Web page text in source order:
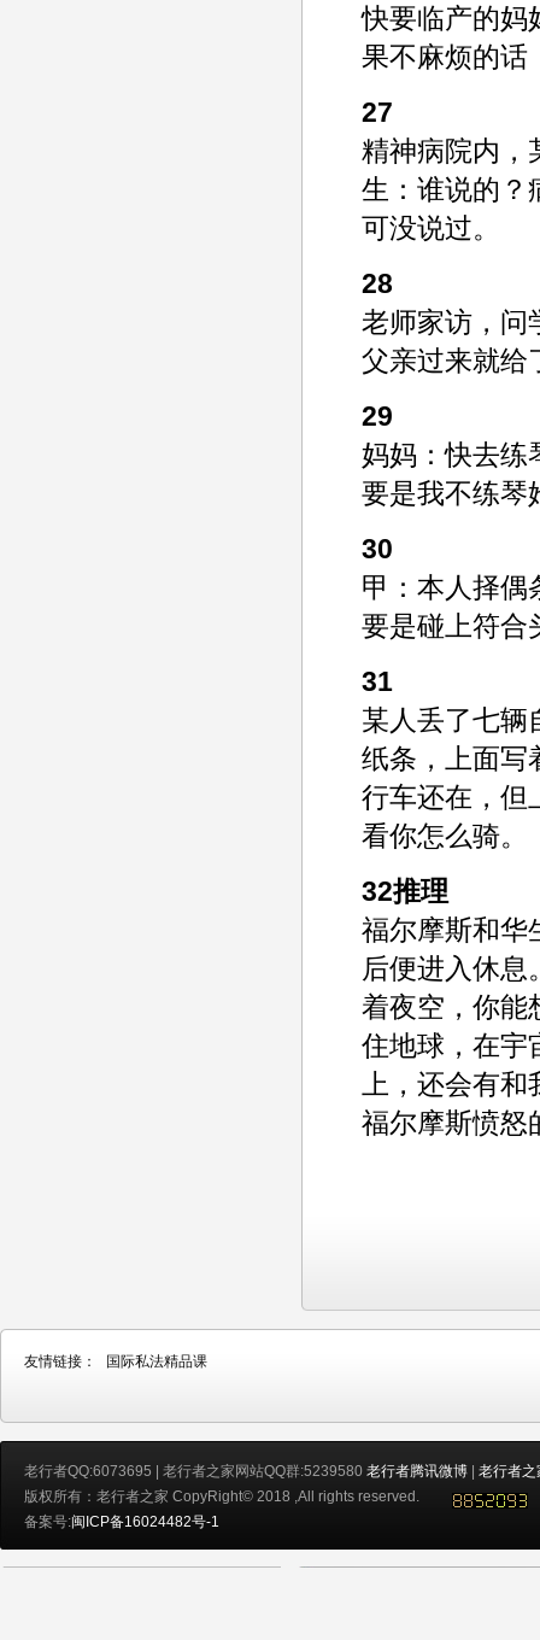
快要临产的妈
果不麻烦的话
27
精神病院内，
生：谁说的？
可没说过。
28
老师家访，问
父亲过来就给
29
妈妈：快去练
要是我不练琴
30
甲：本人择偶
要是碰上符合
31
某人丢了七辆
纸条，上面写
行车还在，但
看你怎么骑。
32推理
福尔摩斯和华
后便进入休息
着夜空，你能
住地球，在宇
上，还会有
福尔摩斯愤怒
友情链接： 国际私法精品课
老行者QQ:6073695 | 老行者之家网站QQ群:5239580 老行者腾讯微博 | 老行者之
版权所有：老行者之家 CopyRight© 2018 ,All rights reserved.
备案号:闽ICP备16024482号-1